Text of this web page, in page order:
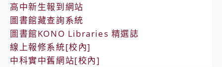
高中新生報到網站
圖書館藏查詢系統
圖書館KONO Libraries 精選誌
線上報修系統[校內]
中科實中舊網站[校內]